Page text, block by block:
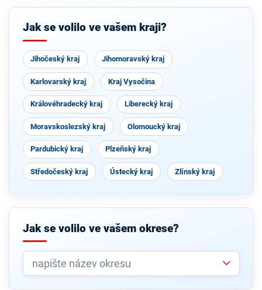
Svobodný
Starostové
Moravu
Jak se volilo ve vašem kraji?
Jihočeský kraj Jihomoravský kraj
Karlovarský kraj Kraj Vysočina
Královéhradecký kraj Liberecký kraj
Moravskoslezský kraj Olomoucký kraj
Pardubický kraj Plzeňský kraj
Středočeský kraj Ústecký kraj Zlínský kraj
Jak se volilo ve vašem okrese?